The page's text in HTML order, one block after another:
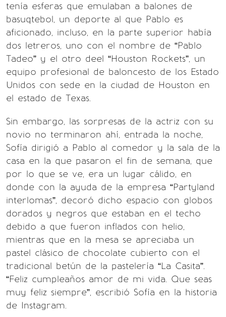
tenía esferas que emulaban a balones de
basuqtebol, un deporte al que Pablo es
aficionado, incluso, en la parte superior había
dos letreros, uno con el nombre de “Pablo
Tadeo” y el otro deel “Houston Rockets”, un
equipo profesional de baloncesto de los Estado
Unidos con sede en la ciudad de Houston en
el estado de Texas.
Sin embargo, las sorpresas de la actriz con su
novio no terminaron ahí, entrada la noche,
Sofía dirigió a Pablo al comedor y la sala de la
casa en la que pasaron el fin de semana, que
por lo que se ve, era un lugar cálido, en
donde con la ayuda de la empresa “Partyland
interlomas”, decoró dicho espacio con globos
dorados y negros que estaban en el techo
debido a que fueron inflados con helio,
mientras que en la mesa se apreciaba un
pastel clásico de chocolate cubierto con el
tradicional betún de la pastelería “La Casita”.
“Feliz cumpleaños amor de mi vida. Que seas
muy feliz siempre”, escribió Sofía en la historia
de Instagram.